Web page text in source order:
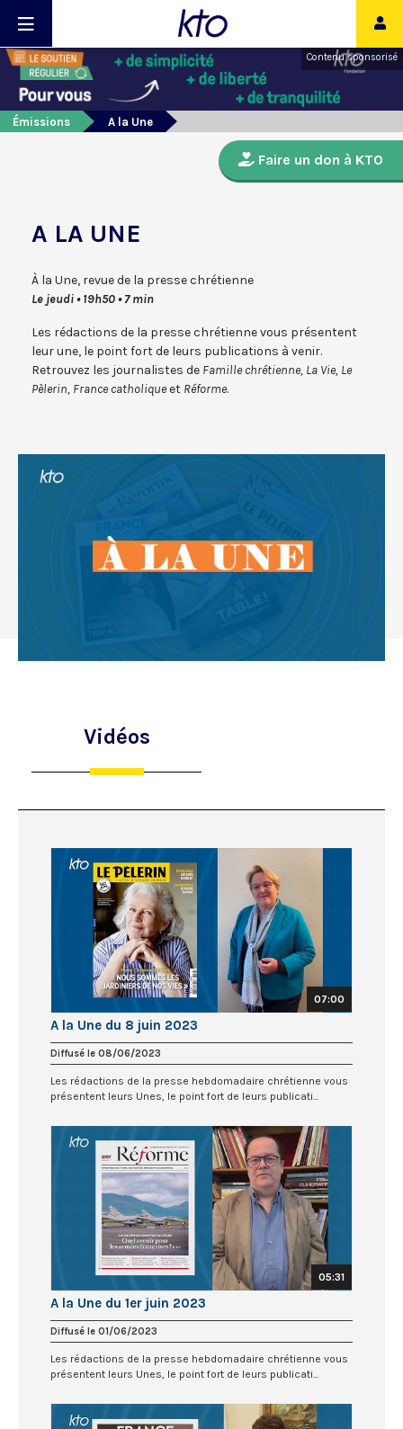
Contenu sponsorisé
Émissions A la Une
Faire un don à KTO
A LA UNE
À la Une, revue de la presse chrétienne
Le jeudi • 19h50 • 7 min
Les rédactions de la presse chrétienne vous présentent
leur une, le point fort de leurs publications à venir.
Retrouvez les journalistes de Famille chrétienne, La Vie, Le
Pèlerin, France catholiqueet Réforme.
Vidéos
07:00
A la Une du 8 juin 2023
Diffusé le 08/06/2023
Les rédactions de la presse hebdomadaire chrétienne vous
présentent leurs Unes, le point fort de leurs publicati...
05:31
A la Une du 1er juin 2023
Diffusé le 01/06/2023
Les rédactions de la presse hebdomadaire chrétienne vous
présentent leurs Unes, le point fort de leurs publicati...